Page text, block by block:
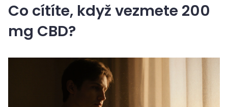
Co cítíte, když vezmete 200
mg CBD?